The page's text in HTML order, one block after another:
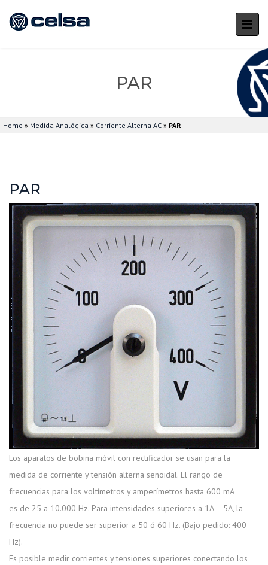
PAR
Home » Medida Analógica » Corriente Alterna AC » PAR
PAR
Los aparatos de bobina móvil con rectificador se usan para la
medida de corriente y tensión alterna senoidal. El rango de
frecuencias para los voltímetros y amperímetros hasta 600 mA
es de 25 a 10.000 Hz. Para intensidades superiores a 1A – 5A, la
frecuencia no puede ser superior a 50 ó 60 Hz. (Bajo pedido: 400
Hz).
Es posible medir corrientes y tensiones superiores conectando los